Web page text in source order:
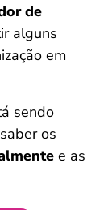
de
alguns
em
sendo
os
e as